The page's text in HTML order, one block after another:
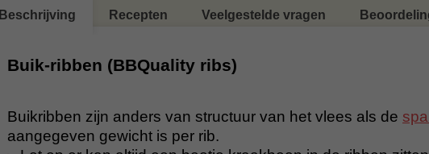
Beschrijving Recepten Veelgestelde vragen
Buik-ribben (BBQuality ribs)
Buikribben zijn anders van structuur van het vlees als de
aangegeven gewicht is per rib.